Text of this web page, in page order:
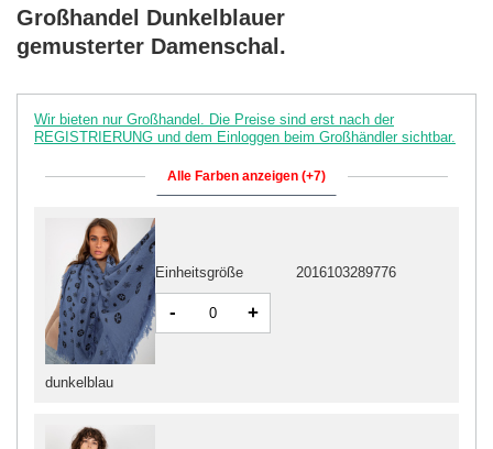
Großhandel Dunkelblauer
gemusterter Damenschal.
Wir bieten nur Großhandel. Die Preise sind erst nach der
REGISTRIERUNG und dem Einloggen beim Großhändler sichtbar.
Alle Farben anzeigen (+7)
dunkelblau
Einheitsgröße 2016103289776
- +